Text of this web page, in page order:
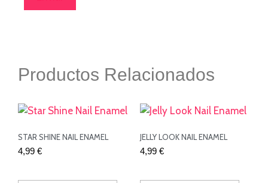
Productos Relacionados
STAR SHINE NAIL ENAMEL
4,99 €
JELLY LOOK NAIL ENAMEL
4,99 €